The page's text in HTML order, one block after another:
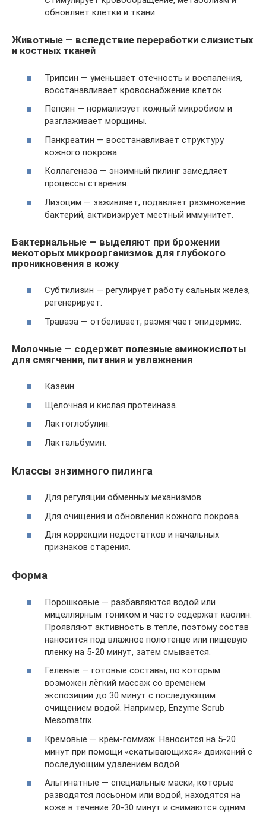
обновляет клетки и ткани.
Животные — вследствие переработки слизистых
и костных тканей
Трипсин — уменьшает отечность и воспаления,
восстанавливает кровоснабжение клеток.
Пепсин — нормализует кожный микробиом и
разглаживает морщины.
Панкреатин — восстанавливает структуру
кожного покрова.
Коллагеназа — энзимный пилинг замедляет
процессы старения.
Лизоцим — заживляет, подавляет размножение
бактерий, активизирует местный иммунитет.
Бактериальные — выделяют при брожении
некоторых микроорганизмов для глубокого
проникновения в кожу
Субтилизин — регулирует работу сальных желез,
регенерирует.
Траваза — отбеливает, размягчает эпидермис.
Молочные — содержат полезные аминокислоты
для смягчения, питания и увлажнения
Казеин.
Щелочная и кислая протеиназа.
Лактоглобулин.
Лактальбумин.
Классы энзимного пилинга
Для регуляции обменных механизмов.
Для очищения и обновления кожного покрова.
Для коррекции недостатков и начальных
признаков старения.
Форма
Порошковые — разбавляются водой или
мицеллярным тоником и часто содержат каолин.
Проявляют активность в тепле, поэтому состав
наносится под влажное полотенце или пищевую
пленку на 5-20 минут, затем смывается.
Гелевые — готовые составы, по которым
возможен лёгкий массаж со временем
экспозиции до 30 минут с последующим
очищением водой. Например, Enzyme Scrub
Mesomatrix.
Кремовые — крем-гоммаж. Наносится на 5-20
минут при помощи «скатывающихся» движений с
последующим удалением водой.
Альгинатные — специальные маски, которые
разводятся лосьоном или водой, находятся на
коже в течение 20-30 минут и снимаются одним